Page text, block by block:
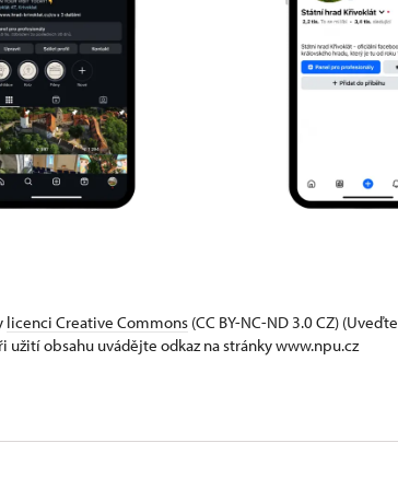
licenci Creative Commons (CC BY-NC-ND 3.0 CZ) (Uveďte
obsahu uvádějte odkaz na stránky www.npu.cz